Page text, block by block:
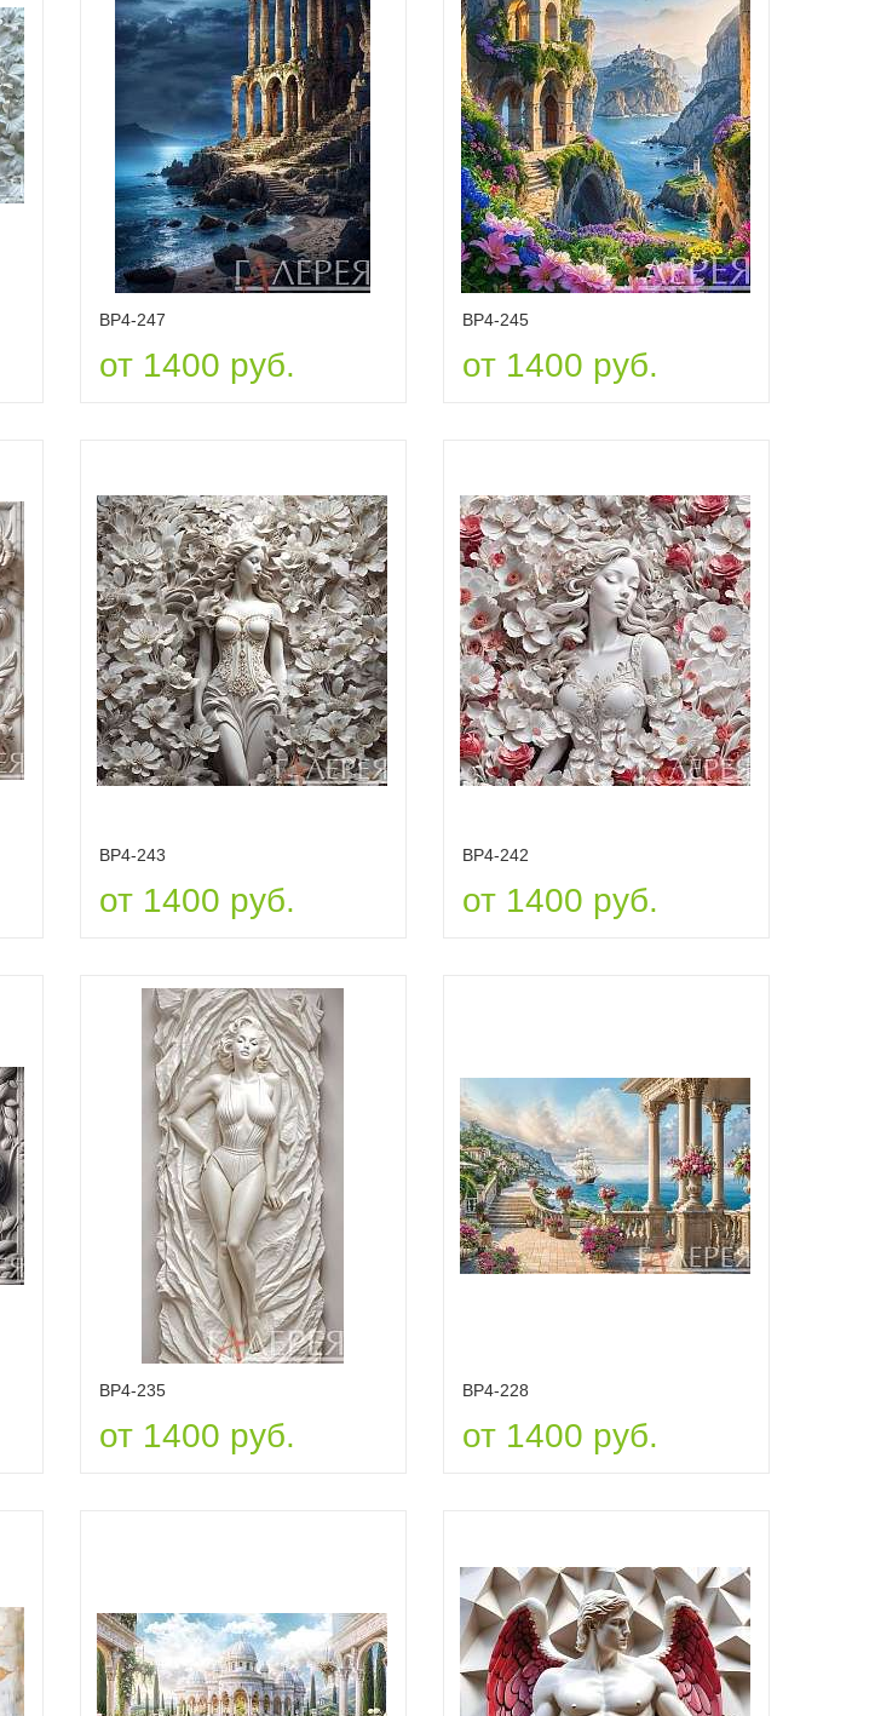
ВР4-247
от 1400 руб.
ВР4-245
от 1400 руб.
ВР4-243
от 1400 руб.
ВР4-242
от 1400 руб.
ВР4-235
от 1400 руб.
ВР4-228
от 1400 руб.